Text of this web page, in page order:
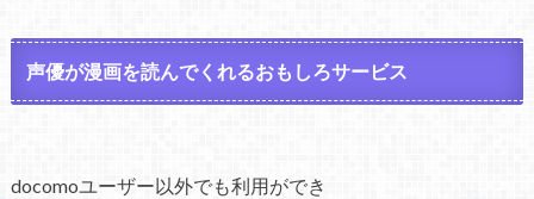
声優が漫画を読んでくれるおもしろサービス
docomoユーザー以外でも利用ができ